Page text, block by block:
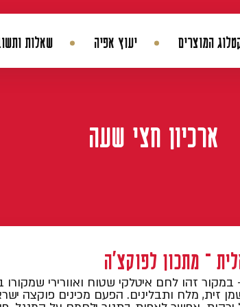
המוצרים יעוץ אפיה שאלות
ארכיון חצי שעה
– מתכון לפוקצ'ה
זהו לחם איטלקי שטוח ואוורירי שמקורו
זית, מלח ותבלינים. הפעם מכינים פוקצה